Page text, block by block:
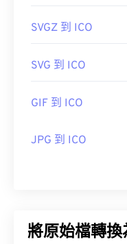
立 BMP 文件，例如
CorelDRAW
實用連結：
啟、編輯和建立程式
GNU 影像處理程序
SVGZ 到 ICO
SVG 到 ICO
GIF 到 ICO
JPG 到 ICO
將原始檔轉